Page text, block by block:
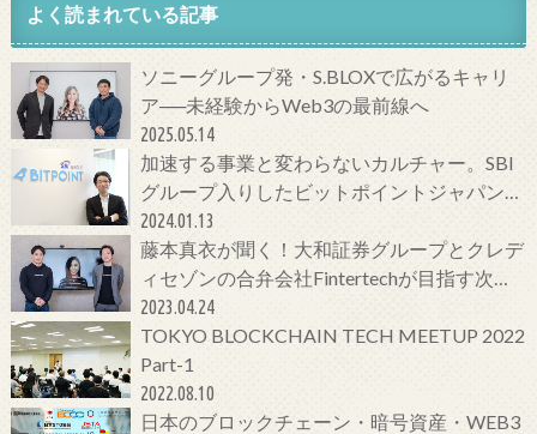
よく読まれている記事
ソニーグループ発・S.BLOXで広がるキャリ
ア──未経験からWeb3の最前線へ
2025.05.14
加速する事業と変わらないカルチャー。SBI
グループ入りしたビットポイントジャパンの
今をCTOに聞いてみた！
2024.01.13
藤本真衣が聞く！大和証券グループとクレデ
ィセゾンの合弁会社Fintertechが目指す次世
代金融サービスとは
2023.04.24
TOKYO BLOCKCHAIN TECH MEETUP 2022
Part-1
2022.08.10
日本のブロックチェーン・暗号資産・WEB3